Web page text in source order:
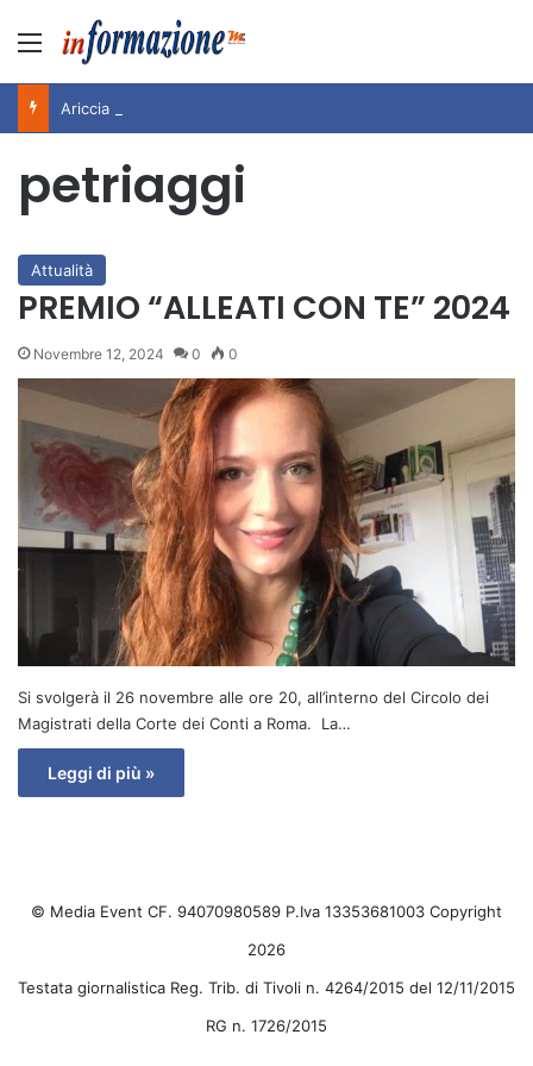
Menu
petriaggi
Attualità
PREMIO “ALLEATI CON TE” 2024
Novembre 12, 2024 0 0
Si svolgerà il 26 novembre alle ore 20, all’interno del Circolo dei
Magistrati della Corte dei Conti a Roma. La…
Leggi di più »
© Media Event CF. 94070980589 P.Iva 13353681003 Copyright
2026
Testata giornalistica Reg. Trib. di Tivoli n. 4264/2015 del 12/11/2015
RG n. 1726/2015